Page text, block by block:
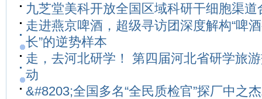
九芝堂美科开放全国区域科研干细胞渠道
走进燕京啤酒，超级寻访团深度解构“啤
长”的逆势样本
走，去河北研学！ 第四届河北省研学旅
动
&#8203;全国多名“全民质检官”探厂中之